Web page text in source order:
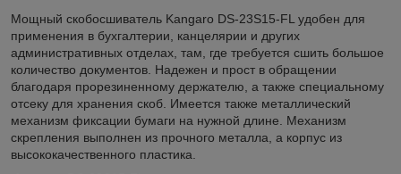
Мощный скобосшиватель Kangaro DS-23S15-FL удобен для
применения в бухгалтерии, канцелярии и других
административных отделах, там, где требуется сшить большое
количество документов. Надежен и прост в обращении
благодаря прорезиненному держателю, а также специальному
отсеку для хранения скоб. Имеется также металлический
механизм фиксации бумаги на нужной длине. Механизм
скрепления выполнен из прочного металла, а корпус из
высококачественного пластика.